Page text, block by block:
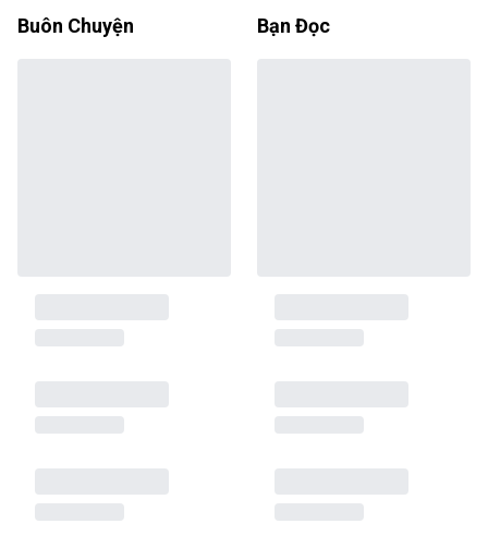
Buôn Chuyện Bạn Đọc